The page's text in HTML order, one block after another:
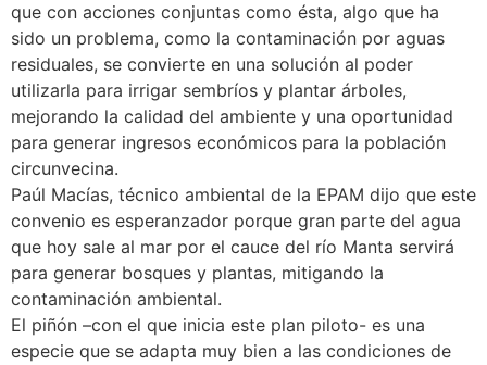
que con acciones conjuntas como ésta, algo que ha
sido un problema, como la contaminación por aguas
residuales, se convierte en una solución al poder
utilizarla para irrigar sembríos y plantar árboles,
mejorando la calidad del ambiente y una oportunidad
para generar ingresos económicos para la población
circunvecina.
Paúl Macías, técnico ambiental de la EPAM dijo que este
convenio es esperanzador porque gran parte del agua
que hoy sale al mar por el cauce del río Manta servirá
para generar bosques y plantas, mitigando la
contaminación ambiental.
El piñón –con el que inicia este plan piloto- es una
especie que se adapta muy bien a las condiciones de